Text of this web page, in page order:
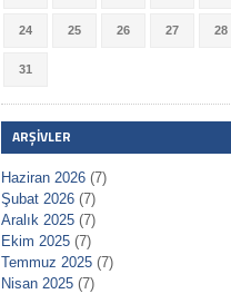
24 25 26 27 28
31
ARŞIVLER
Haziran 2026 (7)
Şubat 2026 (7)
Aralık 2025 (7)
Ekim 2025 (7)
Temmuz 2025 (7)
Nisan 2025 (7)